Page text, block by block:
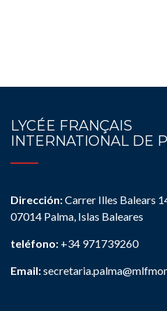
LYCÉE FRANÇAIS
INTERNATIONAL DE
Dirección:Carrer Illes Balears
07014 Palma, Islas Baleares
teléfono: +34 971739260
Email: